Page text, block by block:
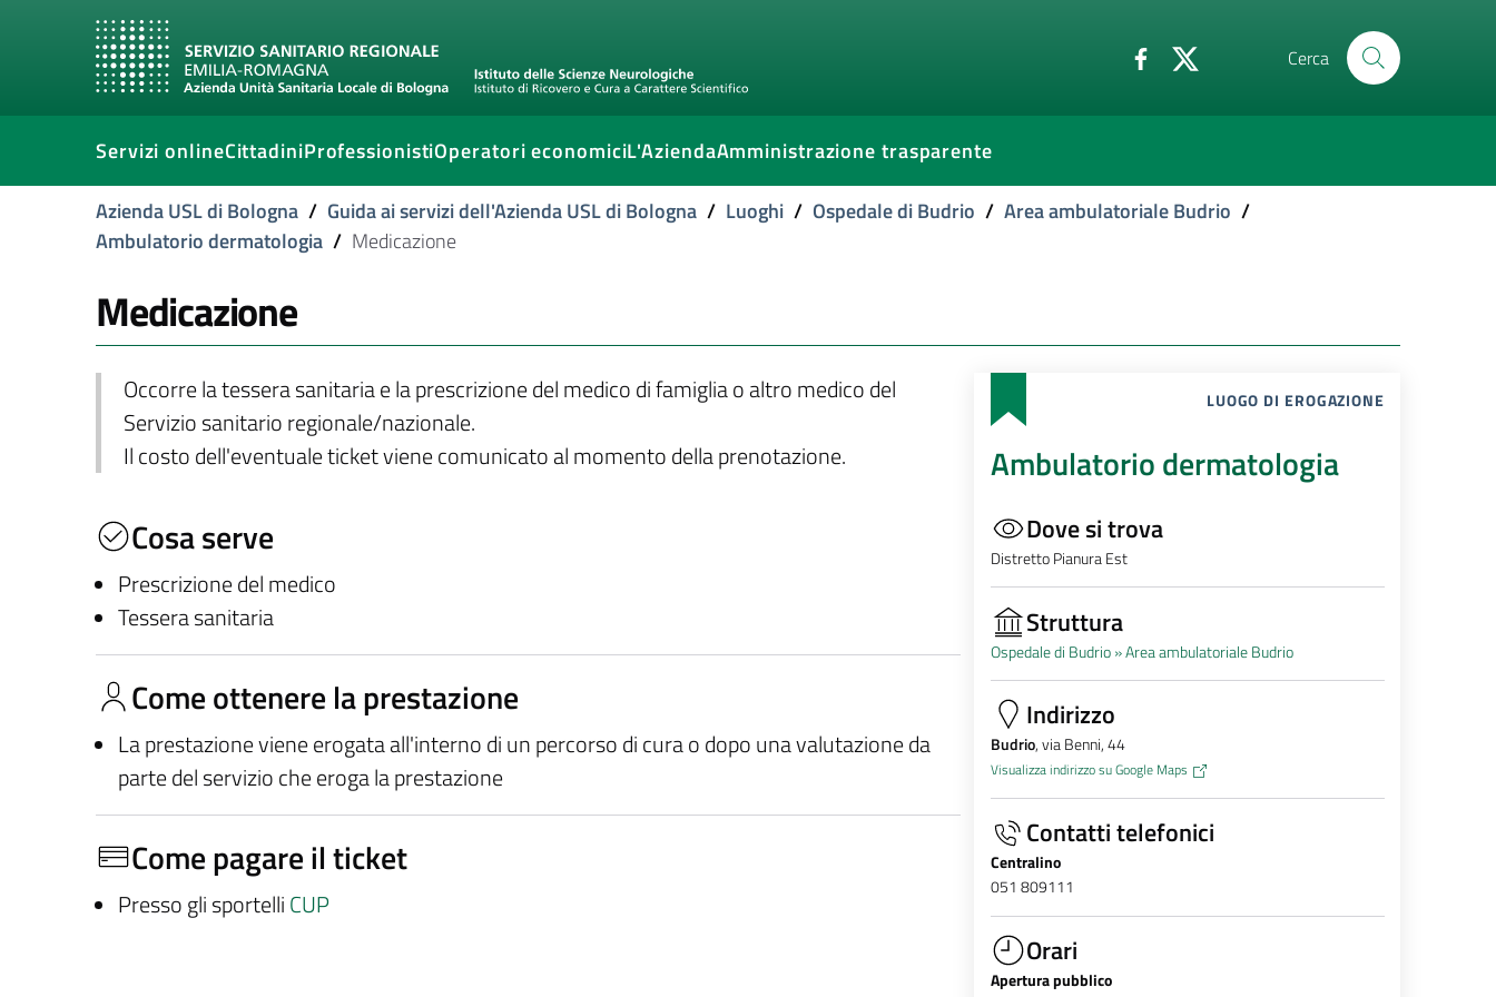
Cerca
Servizi onlineCittadiniProfessionistiOperatori economiciL'AziendaAmministrazione trasparente
Azienda USL di Bologna / Guida ai servizi dell'Azienda USL di Bologna / Luoghi / Ospedale di Budrio / Area ambulatoriale Budrio /
Ambulatorio dermatologia / Medicazione
Medicazione
Occorre la tessera sanitaria e la prescrizione del medico di famiglia o altro medico del
Servizio sanitario regionale/nazionale.
Il costo dell'eventuale ticket viene comunicato al momento della prenotazione.
Cosa serve
Prescrizione del medico
Tessera sanitaria
Come ottenere la prestazione
La prestazione viene erogata all'interno di un percorso di cura o dopo una valutazione da
parte del servizio che eroga la prestazione
Come pagare il ticket
Presso gli sportelli CUP
LUOGO DI EROGAZIONE
Ambulatorio dermatologia
Dove si trova
Distretto Pianura Est
Struttura
Ospedale di Budrio »Area ambulatoriale Budrio
Indirizzo
Budrio, via Benni, 44
Visualizza indirizzo su Google Maps
Contatti telefonici
Centralino
051 809111
Orari
Apertura pubblico